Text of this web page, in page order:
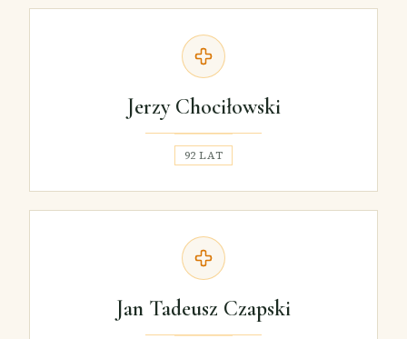
Jerzy Chociłowski
92 LAT
Jan Tadeusz Czapski